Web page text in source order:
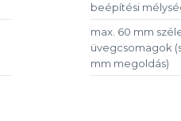
beépítési
max. 60 mm
üvegcsomagok
mm megoldás)